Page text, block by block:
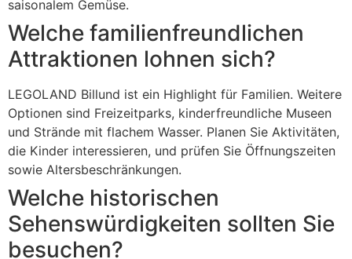
saisonalem Gemüse.
Welche familienfreundlichen
Attraktionen lohnen sich?
LEGOLAND Billund ist ein Highlight für Familien. Weitere
Optionen sind Freizeitparks, kinderfreundliche Museen
und Strände mit flachem Wasser. Planen Sie Aktivitäten,
die Kinder interessieren, und prüfen Sie Öffnungszeiten
sowie Altersbeschränkungen.
Welche historischen
Sehenswürdigkeiten sollten Sie
besuchen?